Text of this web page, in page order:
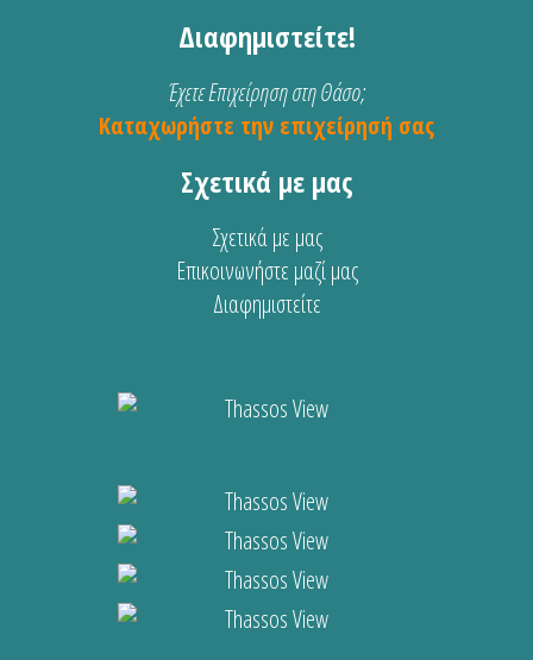
Διαφημιστείτε!
Έχετε Επιχείρηση στη Θάσο;
Καταχωρήστε την επιχείρησή σας
Σχετικά με μας
Σχετικά με μας
Επικοινωνήστε μαζί μας
Διαφημιστείτε